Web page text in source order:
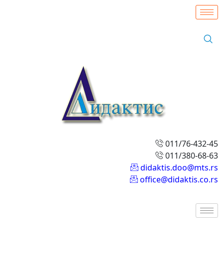
011/76-432-45
011/380-68-63
didaktis.doo@mts.rs
office@didaktis.co.rs